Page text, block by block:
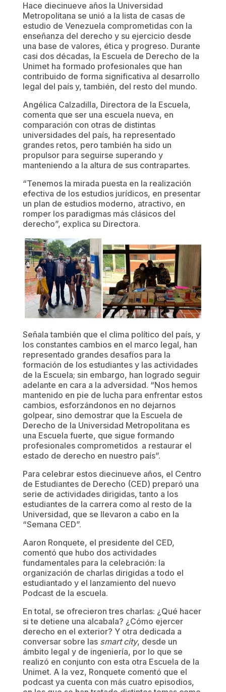
Hace diecinueve años la Universidad
Metropolitana se unió a la lista de casas de
estudio de Venezuela comprometidas con la
enseñanza del derecho y su ejercicio desde
una base de valores, ética y progreso. Durante
casi dos décadas, la Escuela de Derecho de la
Unimet ha formado profesionales que han
contribuido de forma significativa al desarrollo
legal del país y, también, del resto del mundo.
Angélica Calzadilla, Directora de la Escuela,
comenta que ser una escuela nueva, en
comparación con otras de distintas
universidades del país, ha representado
grandes retos, pero también ha sido un
propulsor para seguirse superando y
manteniendo a la altura de sus contrapartes.
“Tenemos la mirada puesta en la realización
efectiva de los estudios jurídicos, en presentar
un plan de estudios moderno, atractivo, en
romper los paradigmas más clásicos del
derecho”, explica su Directora.
Señala también que el clima político del país, y
los constantes cambios en el marco legal, han
representado grandes desafíos para la
formación de los estudiantes y las actividades
de la Escuela; sin embargo, han logrado seguir
adelante en cara a la adversidad. “Nos hemos
mantenido en pie de lucha para enfrentar estos
cambios, esforzándonos en no dejarnos
golpear, sino demostrar que la Escuela de
Derecho de la Universidad Metropolitana es
una Escuela fuerte, que sigue formando
profesionales comprometidos a restaurar el
estado de derecho en nuestro país”.
Para celebrar estos diecinueve años, el Centro
de Estudiantes de Derecho (CED) preparó una
serie de actividades dirigidas, tanto a los
estudiantes de la carrera como al resto de la
Universidad, que se llevaron a cabo en la
“Semana CED”.
Aaron Ronquete, el presidente del CED,
comentó que hubo dos actividades
fundamentales para la celebración: la
organización de charlas dirigidas a todo el
estudiantado y el lanzamiento del nuevo
Podcast de la escuela.
En total, se ofrecieron tres charlas: ¿Qué hacer
si te detiene una alcabala? ¿Cómo ejercer
derecho en el exterior? Y otra dedicada a
conversar sobre las smart city, desde un
ámbito legal y de ingeniería, por lo que se
realizó en conjunto con esta otra Escuela de la
Unimet. A la vez, Ronquete comentó que el
podcast ya cuenta con más cuatro episodios,